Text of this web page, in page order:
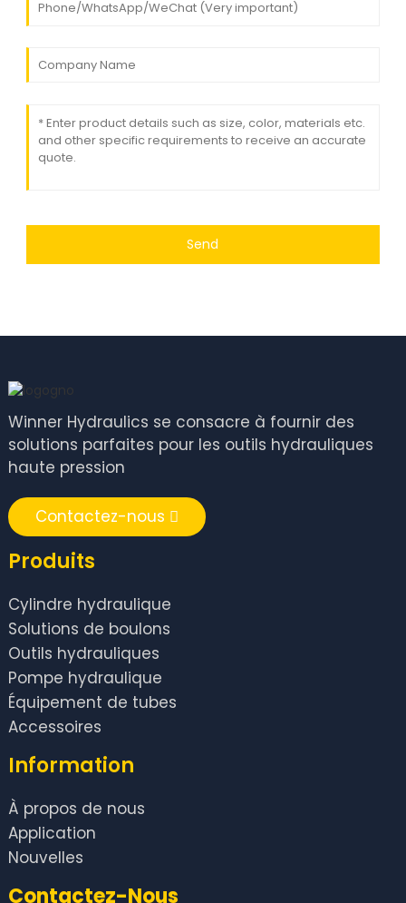
Send
Winner Hydraulics se consacre à fournir des
solutions parfaites pour les outils hydrauliques
haute pression
Contactez-nous
Produits
Cylindre hydraulique
Solutions de boulons
Outils hydrauliques
Pompe hydraulique
Équipement de tubes
Accessoires
Information
À propos de nous
Application
Nouvelles
Contactez-Nous